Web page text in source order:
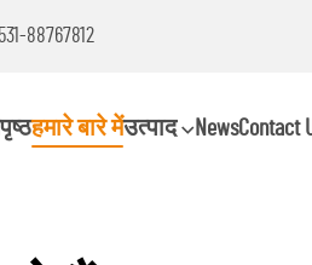
88767812
आए, तो तुरंत मुझसे संपर्क करें!
हमारे बारे मेंउत्पाद NewsContact